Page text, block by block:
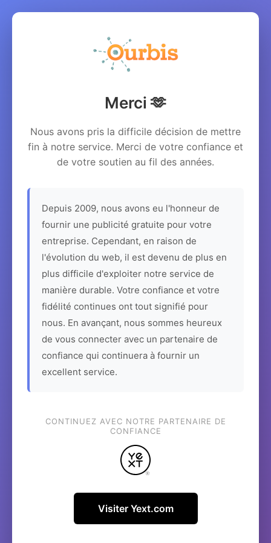
Merci 🫶
Nous avons pris la difficile décision de mettre
fin à notre service. Merci de votre confiance et
de votre soutien au fil des années.
Depuis 2009, nous avons eu l'honneur de
fournir une publicité gratuite pour votre
entreprise. Cependant, en raison de
l'évolution du web, il est devenu de plus en
plus difficile d'exploiter notre service de
manière durable. Votre confiance et votre
fidélité continues ont tout signifié pour
nous. En avançant, nous sommes heureux
de vous connecter avec un partenaire de
confiance qui continuera à fournir un
excellent service.
CONTINUEZ AVEC NOTRE PARTENAIRE DE
CONFIANCE
Visiter Yext.com